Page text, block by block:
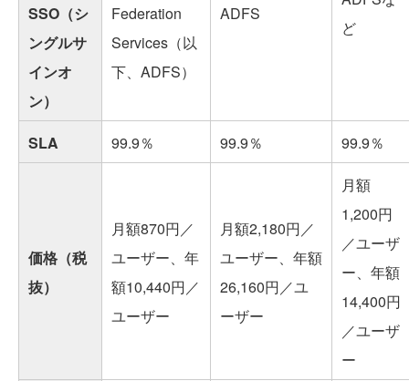
SSO（シ
ングルサ
インオ
ン）
Federation
Services（以
下、ADFS）
ADFS
ど
SLA 99.9％ 99.9％ 99.9％
価格（税
抜）
月額870円／
ユーザー、年
額10,440円／
ユーザー
月額2,180円／
ユーザー、年額
26,160円／ユ
ーザー
月額
1,200円
／ユーザ
ー、年額
14,400円
／ユーザ
ー